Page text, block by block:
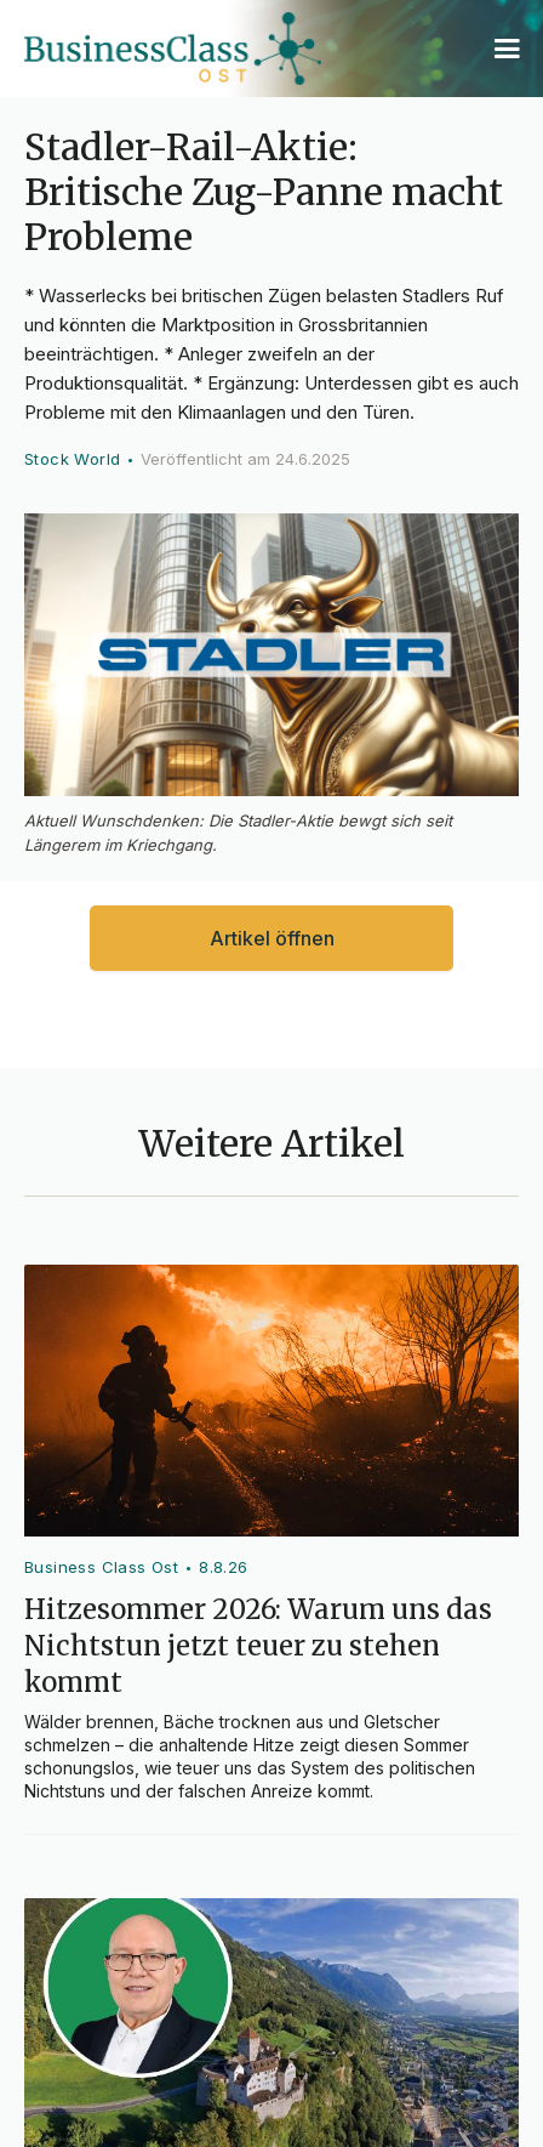
Stadler-Rail-Aktie:
Britische Zug-Panne macht
Probleme
* Wasserlecks bei britischen Zügen belasten Stadlers Ruf
und könnten die Marktposition in Grossbritannien
beeinträchtigen. * Anleger zweifeln an der
Produktionsqualität. * Ergänzung: Unterdessen gibt es auch
Probleme mit den Klimaanlagen und den Türen.
Stock World •Veröffentlicht am 24.6.2025
Aktuell Wunschdenken: Die Stadler-Aktie bewgt sich seit
Längerem im Kriechgang.
Artikel öffnen
Weitere Artikel
Business Class Ost •8.8.26
Hitzesommer 2026: Warum uns das
Nichtstun jetzt teuer zu stehen
kommt
Wälder brennen, Bäche trocknen aus und Gletscher
schmelzen – die anhaltende Hitze zeigt diesen Sommer
schonungslos, wie teuer uns das System des politischen
Nichtstuns und der falschen Anreize kommt.